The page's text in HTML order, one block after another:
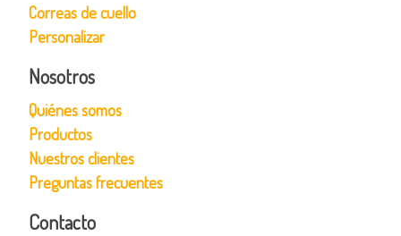
Correas de cuello
Personalizar
Nosotros
Quiénes somos
Productos
Nuestros clientes
Preguntas frecuentes
Contacto